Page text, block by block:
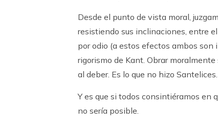
Desde el punto de vista moral,
resistiendo sus inclinaciones, entre
por odio (a estos efectos ambos
rigorismo de Kant. Obrar
al deber. Es lo que no hizo Santelices.
Y es que si todos consintiéramos en
no sería posible.